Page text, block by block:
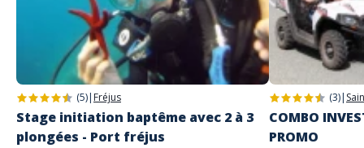
(5)| Fréjus
Stage initiation baptême avec 2 à 3
plongées - Port fréjus
(3)|
COMBO
PROMO